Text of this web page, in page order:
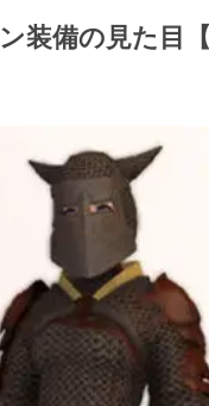
装備の見た目